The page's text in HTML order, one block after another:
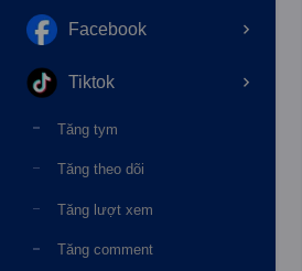
Facebook
Tiktok
Tăng tym
Tăng theo dõi
Tăng lượt xem
Tăng comment